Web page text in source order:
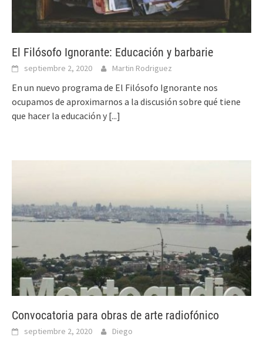
El Filósofo Ignorante: Educación y barbarie
septiembre 2, 2020 Martin Rodriguez
En un nuevo programa de El Filósofo Ignorante nos
ocupamos de aproximarnos a la discusión sobre qué tiene
que hacer la educación y [...]
Convocatoria para obras de arte radiofónico
septiembre 2, 2020 Diego